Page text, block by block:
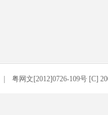
| 粤网文[2012]0726-109号 [C]